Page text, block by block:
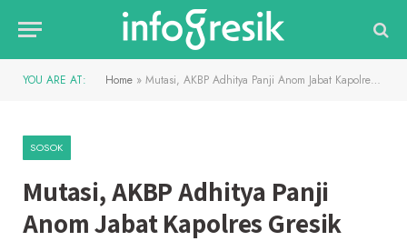
YOU ARE AT: Home » Mutasi, AKBP Adhitya Panji Anom Jabat Kapolres Gresik
SOSOK
Mutasi, AKBP Adhitya Panji
Anom Jabat Kapolres Gresik